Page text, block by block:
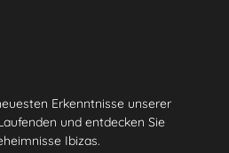
Erkenntnisse unserer
und entdecken Sie
Ibizas.